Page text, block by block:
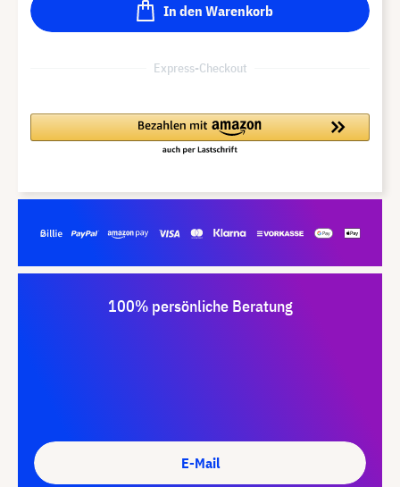
In den Warenkorb
Express-Checkout
100% persönliche Beratung
E-Mail